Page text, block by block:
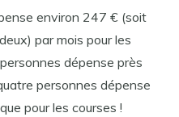
environ 247 € (soit
par mois pour les
dépense près
personnes dépense
pour les courses !